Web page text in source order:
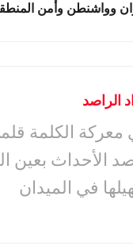
وواشنطن وأمن
الراصد
معركة الكلمة
الأحداث بعين
في الميدان